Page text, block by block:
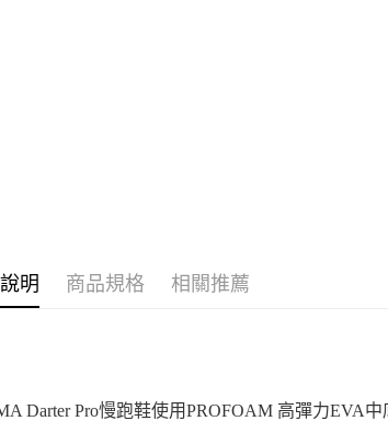
明 商品規格 相關推薦
Darter Pro慢跑鞋使用PROFOAM 高彈力EVA